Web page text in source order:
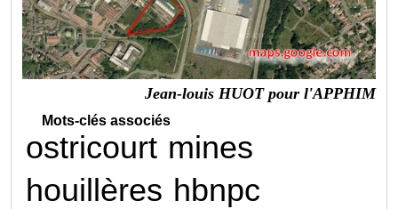
Jean-louis HUOT pour l'APPHIM
Mots-clés associés
ostricourt mines
houillères hbnpc